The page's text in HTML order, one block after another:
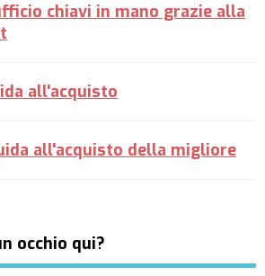
chiavi in mano grazie alla
all'acquisto
all'acquisto della migliore
occhio qui?